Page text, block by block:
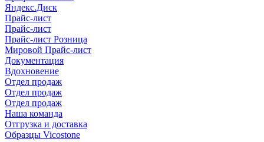
Яндекс.Диск
Прайс-лист
Прайс-лист
Прайс-лист Розница
Мировой Прайс-лист
Документация
Вдохновение
Отдел продаж
Отдел продаж
Отдел продаж
Наша команда
Отгрузка и доставка
Образцы Vicostone